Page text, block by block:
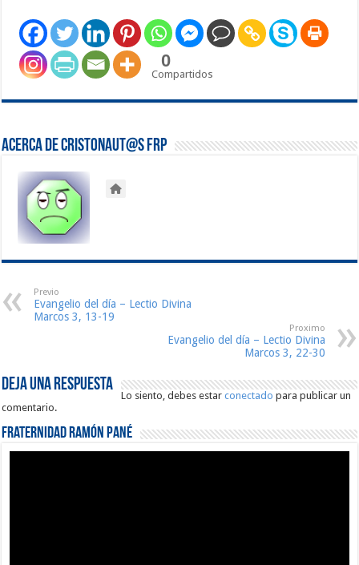
0
Compartidos
Acerca de Cristonaut@s FRP
Previo
Evangelio del día – Lectio Divina
Marcos 3, 13-19
Proximo
Evangelio del día – Lectio Divina
Marcos 3, 22-30
Deja una respuesta
Lo siento, debes estarconectado para publicar un
comentario.
Fraternidad Ramón Pané